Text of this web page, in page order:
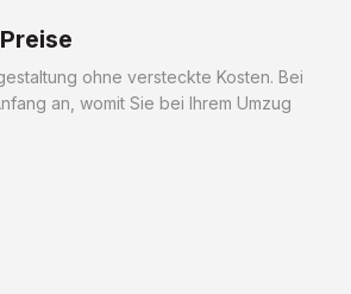
ohne versteckte Kosten. Bei
an, womit Sie bei Ihrem Umzug